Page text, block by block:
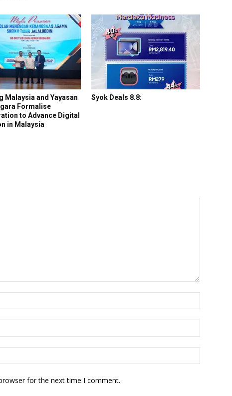
Malaysia and Yayasan
Formalise
to Advance Digital
in Malaysia
Syok Deals 8.8:
for the next time I comment.